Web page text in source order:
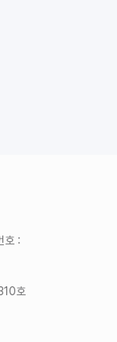
호 :
호